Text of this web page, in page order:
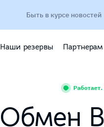
Быть в курсе новостей
Наши резервы Партнерам
Обмен